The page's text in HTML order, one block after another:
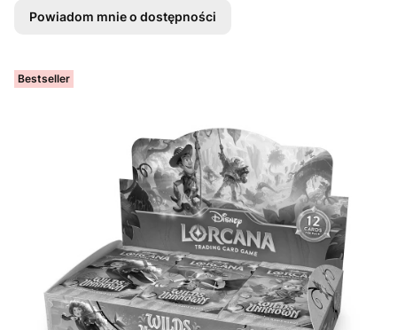
Powiadom mnie o dostępności
Bestseller